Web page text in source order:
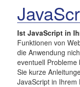
Ist JavaScript in
Funktionen von
die Anwendung
eventuell Probleme
Sie kurze
JavaScript in Ihrem